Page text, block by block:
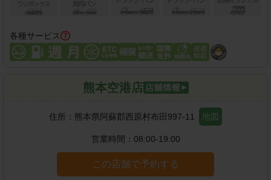
各種サービス
熊本空港店
住所： 熊本県阿蘇郡西原村布田997-11 地図
営業時間： 08:00-19:00
この店舗で予約する